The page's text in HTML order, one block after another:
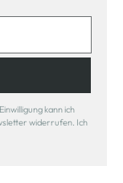
kann ich
widerrufen. Ich